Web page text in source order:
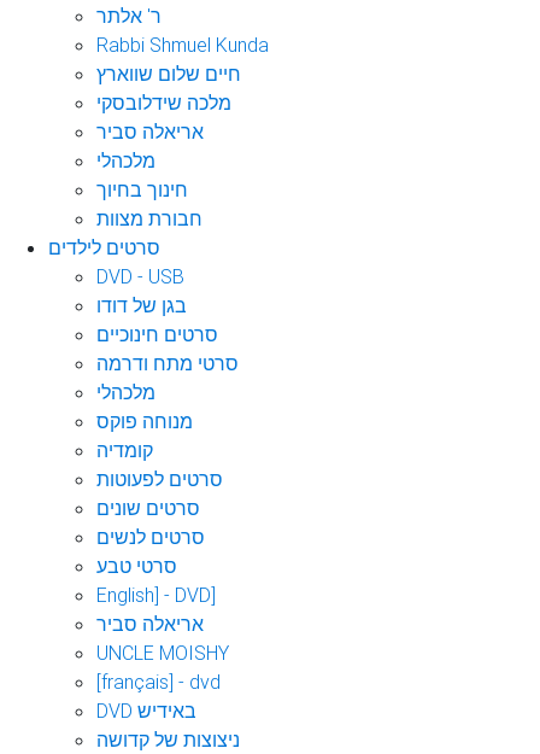
ר' אלתר
Rabbi Shmuel Kunda
חיים שלום שווארץ
מלכה שידלובסקי
אריאלה סביר
מלכהלי
חינוך בחיוך
חבורת מצוות
סרטים לילדים
DVD - USB
בגן של דודו
סרטים חינוכיים
סרטי מתח ודרמה
מלכהלי
מנוחה פוקס
קומדיה
סרטים לפעוטות
סרטים שונים
סרטים לנשים
סרטי טבע
English] - DVD]
אריאלה סביר
UNCLE MOISHY
[français] - dvd
DVD באידיש
ניצוצות של קדושה